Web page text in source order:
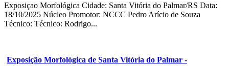
Exposiçao Morfológica Cidade: Santa Vitória do Palmar/RS Data:
18/10/2025 Núcleo Promotor: NCCC Pedro Arício de Souza
Técnico: Técnico: Rodrigo...
Exposição Morfológica de Santa Vitória do Palmar -